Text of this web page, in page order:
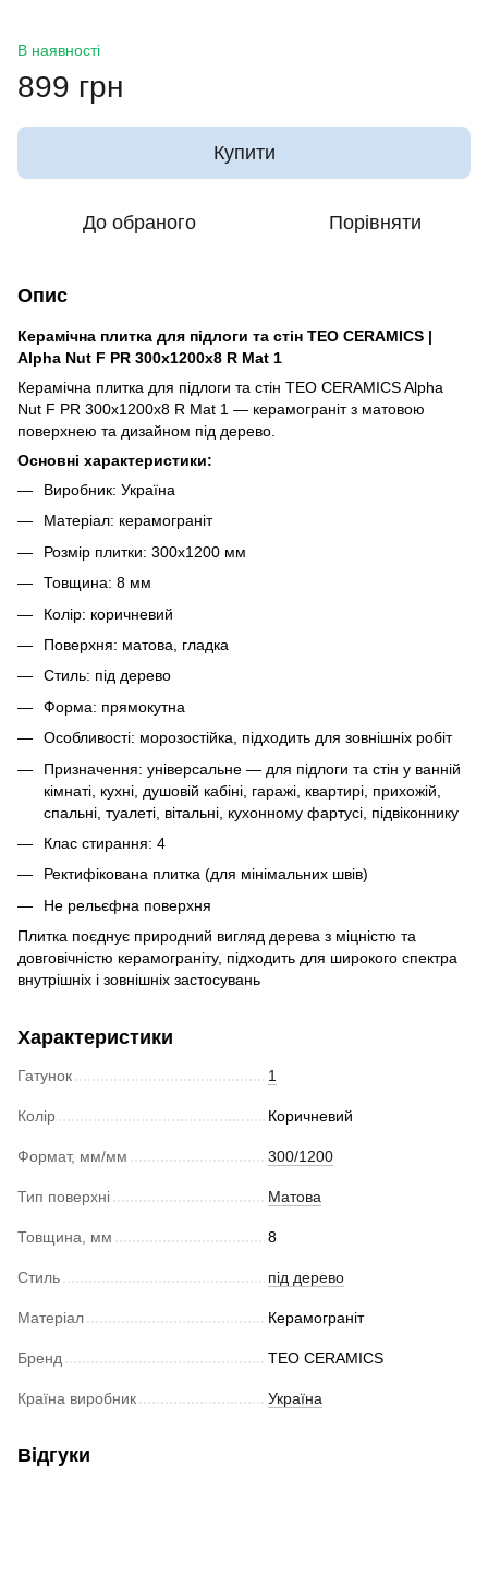
В наявності
899 грн
Купити
До обраного Порівняти
Опис
Керамічна плитка для підлоги та стін TEO CERAMICS |
Alpha Nut F PR 300x1200x8 R Mat 1
Керамічна плитка для підлоги та стін TEO CERAMICS Alpha
Nut F PR 300x1200x8 R Mat 1 — керамограніт з матовою
поверхнею та дизайном під дерево.
Основні характеристики:
Виробник: Україна
Матеріал: керамограніт
Розмір плитки: 300x1200 мм
Товщина: 8 мм
Колір: коричневий
Поверхня: матова, гладка
Стиль: під дерево
Форма: прямокутна
Особливості: морозостійка, підходить для зовнішніх робіт
Призначення: універсальне — для підлоги та стін у ванній
кімнаті, кухні, душовій кабіні, гаражі, квартирі, прихожій,
спальні, туалеті, вітальні, кухонному фартусі, підвіконнику
Клас стирання: 4
Ректифікована плитка (для мінімальних швів)
Не рельєфна поверхня
Плитка поєднує природний вигляд дерева з міцністю та
довговічністю керамограніту, підходить для широкого спектра
внутрішніх і зовнішніх застосувань
Характеристики
Гатунок 1
Колір Коричневий
Формат, мм/мм 300/1200
Тип поверхні Матова
Товщина, мм 8
Стиль під дерево
Матеріал Керамограніт
Бренд TEO CERAMICS
Країна виробник Україна
Відгуки